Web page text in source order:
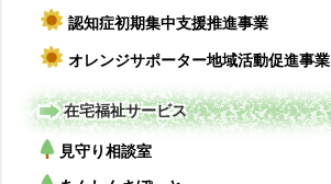
認知症初期集中支援推進事業
オレンジサポーター地域活動促進事業
在宅福祉サービス
見守り相談室